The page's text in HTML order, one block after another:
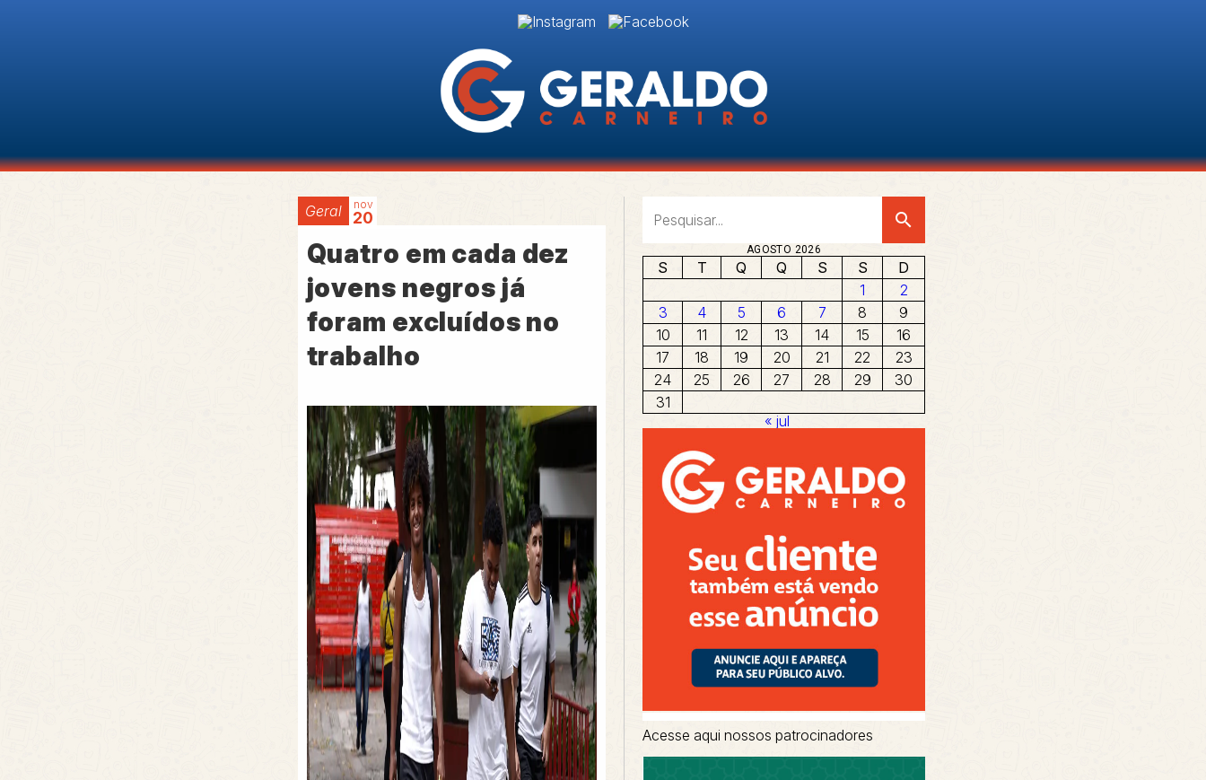
Geral 20
nov
Quatro em cada dez
jovens negros já
foram excluídos no
trabalho
search
AGOSTO 2026
S T Q Q S S
D
1
2
3
4 5 6 7 8
9
10
11 12 13 14 15
16
17
18 19 20 21 22
23
24
25 26 27 28 29
30
31
« jul
Acesse aqui nossos patrocinadores